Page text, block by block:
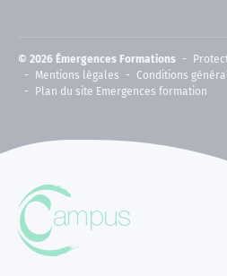
© 2026 Émergences Formations
Mentions légales
Conditions
Plan du site Emergences formation